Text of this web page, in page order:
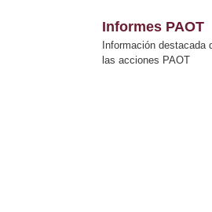
Informes PAOT
Información destacada
las acciones PAOT